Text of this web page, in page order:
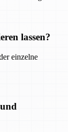
lassen?
einzelne